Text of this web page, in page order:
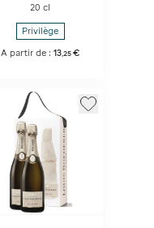
20 cl
Privilège
A partir de :13 ,25 €